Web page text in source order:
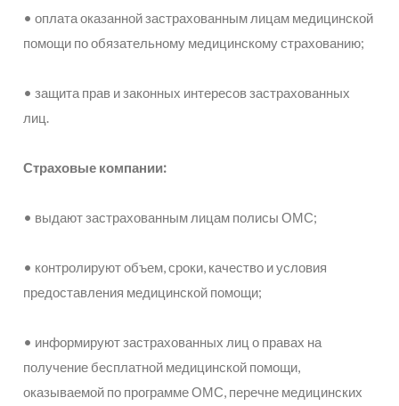
• оплата оказанной застрахованным лицам медицинской
помощи по обязательному медицинскому страхованию;
• защита прав и законных интересов застрахованных
лиц.
Страховые компании:
• выдают застрахованным лицам полисы ОМС;
• контролируют объем, сроки, качество и условия
предоставления медицинской помощи;
• информируют застрахованных лиц о правах на
получение бесплатной медицинской помощи,
оказываемой по программе ОМС, перечне медицинских